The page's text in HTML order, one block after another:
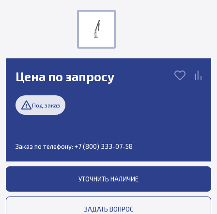
Цена по запросу
Под заказ
Заказ по телефону: +7 (800) 333-07-58
УТОЧНИТЬ НАЛИЧИЕ
ЗАДАТЬ ВОПРОС